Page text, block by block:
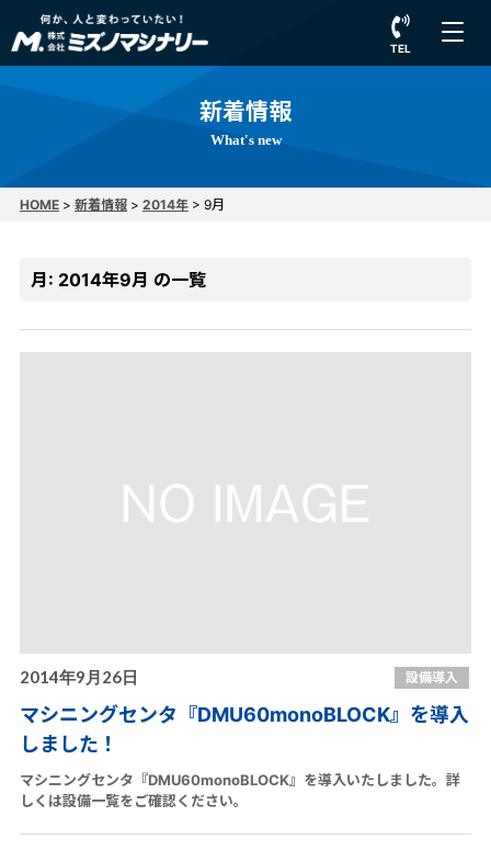
TEL
新着情報
What's new
HOME> 新着情報> 2014年> 9月
月: 2014年9月 の一覧
2014年9月26日 設備導入
マシニングセンタ『DMU60monoBLOCK』を導入
しました！
マシニングセンタ『DMU60monoBLOCK』を導入いたしました。詳
しくは設備一覧をご確認ください。